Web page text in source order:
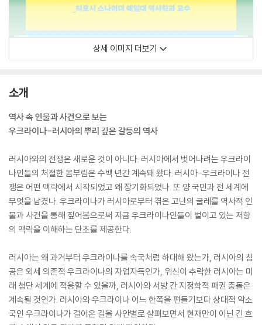
상세 이미지 더보기
소개
역사 속 인물과 사건으로 보는
우크라이나-러시아의 뿌리 깊은 갈등의 역사
러시아와의 전쟁은 새로운 것이 아니다. 러시아에서 벗어나려는 우크라이
나인들의 처절한 몸부림은 수백 년간 계속돼 왔다. 러시아-우크라이나 전
쟁은 어떤 맥락에서 시작되었고 왜 장기화되었나. 또 양 국민과 전 세계에
무엇을 남겼나. 우크라이나가 러시아로부터 겪은 고난의 굴레를 역사적 인
물과 사건을 통해 짚어봄으로써 지금 우크라이나인들이 벌이고 있는 저항
의 맥락을 이해하는 단초를 제공한다.
러시아는 왜 과거부터 우크라이나를 속국처럼 하대해 왔는가, 러시아의 침
공은 외세 의존적 우크라이나의 자업자득인가, 위신이 추락한 러시아는 미
래 첨단 세계에 적응할 수 있을까, 러시아와 서방 간 지정학적 패권 충돌은
계속될 것인가. 러시아와 우크라이나 어느 한쪽을 편들기보다 상대적 약소
국인 우크라이나가 걸어온 길을 사안별로 살펴보면서 현재만이 아닌 긴 흐